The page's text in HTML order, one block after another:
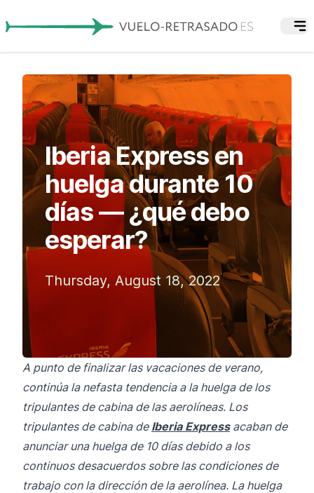
Iberia Express en
huelga durante 10
días — ¿qué debo
esperar?
Thursday, August 18, 2022
A punto de finalizar las vacaciones de verano,
continúa la nefasta tendencia a la huelga de los
tripulantes de cabina de las aerolíneas. Los
tripulantes de cabina de Iberia Expressacaban de
anunciar una huelga de 10 días debido a los
continuos desacuerdos sobre las condiciones de
trabajo con la dirección de la aerolínea. La huelga